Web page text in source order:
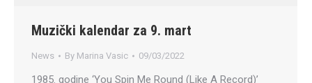
Muzički kalendar za 9. mart
News By Marina Vasic 09/03/2022
1985. godine ‘You Spin Me Round (Like A Record)’